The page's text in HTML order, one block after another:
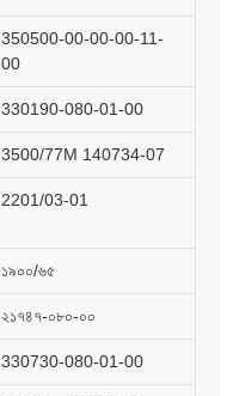
350500-00-00-00-11-
00
330190-080-01-00
3500/77M 140734-07
2201/03-01
১৯০০/৬৫
২১৭৪৭-০৮০-০০
330730-080-01-00